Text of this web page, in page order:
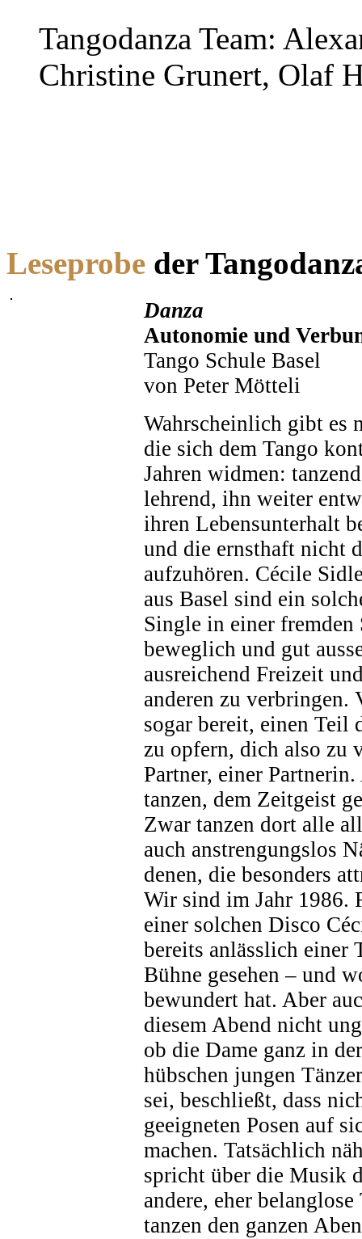
Tangodanza Team:
Christine Grunert, Olaf
Leseprobe der
Danza
Autonomie und
Tango Schule Basel
von Peter Mötteli
Wahrscheinlich gibt es
die sich dem Tango
Jahren widmen:
lehrend, ihn weiter
ihren Lebensunterhalt
und die ernsthaft nicht
aufzuhören. Cécile
aus Basel sind ein
Single in einer fremden
beweglich und gut
ausreichend Freizeit
anderen zu
sogar bereit, einen Teil
zu opfern, dich also zu
Partner, einer
tanzen, dem Zeitgeist
Zwar tanzen dort alle
auch anstrengungslos
denen, die besonders
Wir sind im Jahr 1986.
einer solchen Disco
bereits anlässlich einer
Bühne gesehen – und
bewundert hat. Aber
diesem Abend nicht
ob die Dame ganz in
hübschen jungen
sei, beschließt, dass
geeigneten Posen auf
machen. Tatsächlich
spricht über die Musik
andere, eher
tanzen den ganzen